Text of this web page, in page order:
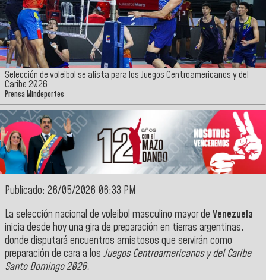
Selección de voleibol se alista para los Juegos Centroamericanos y del
Caribe 2026
Prensa Mindeportes
Publicado: 26/05/2026 06:33 PM
La selección nacional de voleibol masculino mayor de Venezuela
inicia desde hoy una gira de preparación en tierras argentinas,
donde disputará encuentros amistosos que servirán como
preparación de cara a los Juegos Centroamericanos y del Caribe
Santo Domingo 2026.